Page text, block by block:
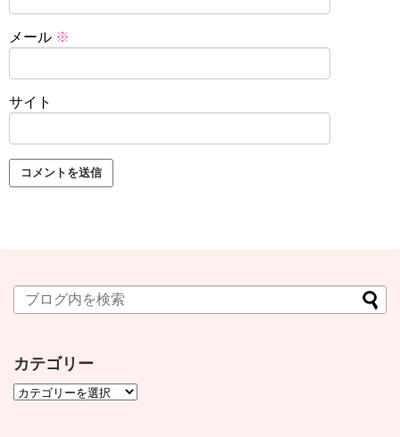
メール ※
サイト
カテゴリー